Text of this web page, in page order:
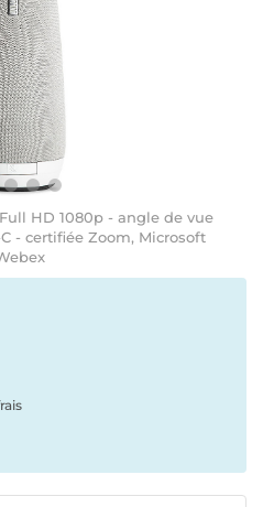
HD 1080p - angle de vue
- certifiée Zoom, Microsoft